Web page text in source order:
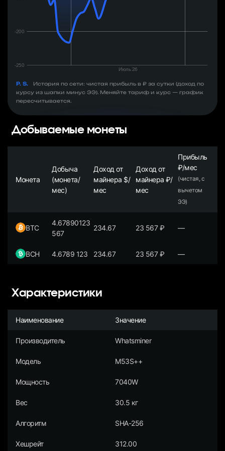
P. S.
История по сети: чистая прибыль в ₽ за сутки (доход по
курсу из шапки минус ЭЭ). Меняйте тариф и курс — график
пересчитывается.
Добываемые монеты
Монета
Добыча
(монета/
мес)
Доход от
майнера $/
мес
Доход от
майнера ₽/
мес
Прибыль
₽/мес
(чистая, с
вычетом
ЭЭ)
BTC
4.67890123
567
234.67 23 567₽ —
BCH 4.6789 123 234.67 23 567₽ —
Характеристики
Наименование Значение
Производитель Whatsminer
Модель M53S++
Мощность 7040W
Вес 30.5 кг
Алгоритм SHA-256
Хешрейт 312.00